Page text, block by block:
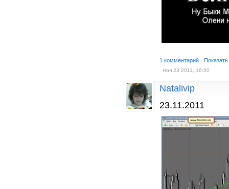
1 комментарий ·
Ноя 23 2011, 16:00
Natalivip
23.11.2011